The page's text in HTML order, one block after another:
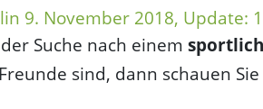
9. November 2018, Update:
Suche nach einem
sind, dann schauen